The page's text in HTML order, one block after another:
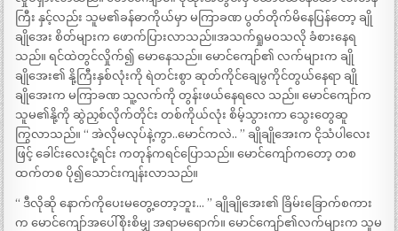
ကြီး နှင့်လည်း သူမ၏ခန်ဓာကိုယ်မှာ မကြာခဏ ပွတ်တိုက်မိနေပြန်တော့ ချို
ချိုအေး စိတ်များက ဖောက်ပြားလာသည်။အသက်ရှုမဝသလို ခံစားနေရ
သည်။ ရင်ထဲတွင်လှိုက်၍ မောနေသည်။ မောင်ကျော်၏ လက်များက ချို
ချိုအေး၏ နို့ကြီးနှစ်လုံးကို ရဲတင်းစွာ ဆုတ်ကိုင်ချေမွကိုင်တွယ်နေရာ ချို
ချိုအေးက မကြာခဏ သူ့လက်ကို တွန်းဖယ်နေရလေ သည်။ မောင်ကျော်က
သူမ၏နို့ကို ဆွဲညှစ်လိုက်တိုင်း တစ်ကိုယ်လုံး စိမ့်သွားကာ သွေးတွေဆူ
ကြွလာသည်။ “ အဲလိုမလုပ်နဲ့ကွာ..မောင်ကလဲ.. ” ချိုချိုအေးက ငိုသံပါလေး
ဖြင့် ခေါင်းလေးငုံ့ရင်း ကတုန်ကရင်ပြောသည်။ မောင်ကျော်ကတော့ တစ
ထက်တစ ပို၍သောင်းကျန်းလာသည်။
“ ဒီလိုဆို နောက်ကိုပေးမတွေ့တော့ဘူး… ” ချိုချိုအေး၏ ခြိမ်းခြောက်စကား
က မောင်ကျော်အပေါ်စိုးစိမျှ အရာမရောက်။ မောင်ကျော်၏လက်များက သူမ